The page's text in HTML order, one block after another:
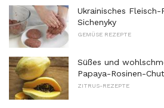
Ukrainisches
Sichenyky
GEMÜSE REZEPTE
Süßes und
Papaya-Rosinen-
ZITRUS-REZEPTE